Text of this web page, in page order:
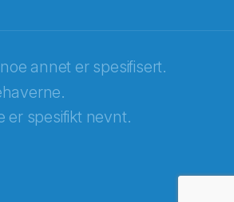
annet er spesifisert.
er spesifikt nevnt.